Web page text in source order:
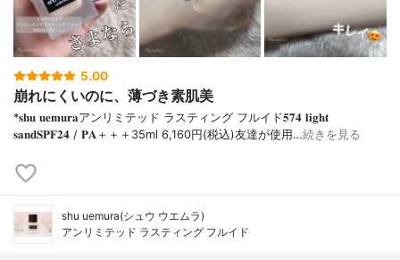
5.00
崩れにくいのに、薄づき素肌美
*𝐬𝐡𝐮 𝐮𝐞𝐦𝐮𝐫𝐚アンリミテッド ラスティング フルイド𝟓𝟕𝟒 𝐥𝐢𝐠𝐡𝐭
𝐬𝐚𝐧𝐝𝐒𝐏𝐅𝟐𝟒 / 𝐏𝐀＋＋＋⁡35ml 6,160円(税込)⁡友達が使用…続きを見る
shu uemura(シュウ ウエムラ)
アンリミテッド ラスティング フルイド